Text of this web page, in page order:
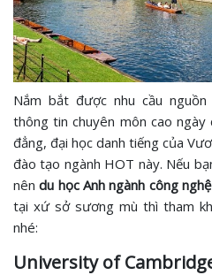
Nắm bắt được nhu cầu
thông tin chuyên môn cao
đẳng, đại học danh tiếng của
đào tạo ngành HOT này. Nếu
nên du học Anh ngành công
tại xứ sở sương mù thì tham
nhé:
University of